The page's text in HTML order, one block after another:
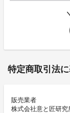
特定商取引法
販売業者
株式会社意と匠研究